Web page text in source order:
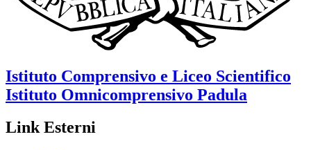
Istituto Comprensivo e Liceo Scientifico
Istituto Omnicomprensivo Padula
Link Esterni